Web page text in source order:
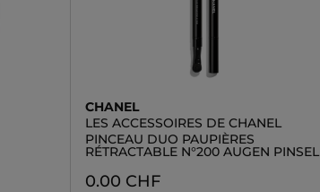
CHANEL
LES ACCESSOIRES DE CHANEL
PINCEAU DUO PAUPIÈRES
RÉTRACTABLE N°200 AUGEN PINSEL
0.00 CHF